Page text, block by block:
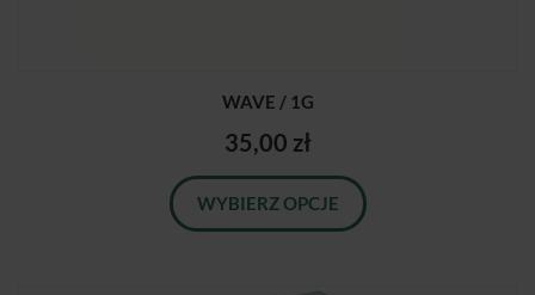
WAVE / 1G
35,00 zł
WYBIERZ OPCJE